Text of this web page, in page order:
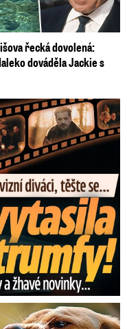
řecká dovolená:
dováděla Jackie s
a žhavé novinky
(2) ve tváři!